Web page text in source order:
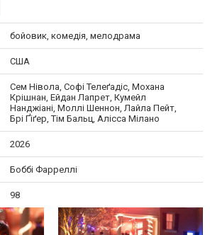
бойовик, комедія, мелодрама
США
Сем Нівола, Софі Телеґадіс, Мохана
Крішнан, Ейдан Лапрет, Кумейл
Нанджіані, Моллі Шеннон, Лайла Пейт,
Брі Ґіґер, Тім Бальц, Алісса Мілано
2026
Боббі Фарреллі
98